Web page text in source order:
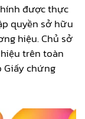
được thực
quyền sở hữu
hiệu. Chủ sở
trên toàn
Giấy chứng